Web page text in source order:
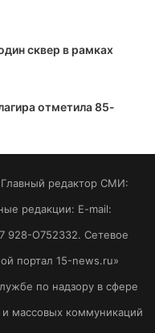
сквер в рамках
отметила 85-
редактор СМИ:
редакции: E-mail:
928-O752332. Сетевое
портал 15-news.ru»
по надзору в сфере
массовых коммуникаций